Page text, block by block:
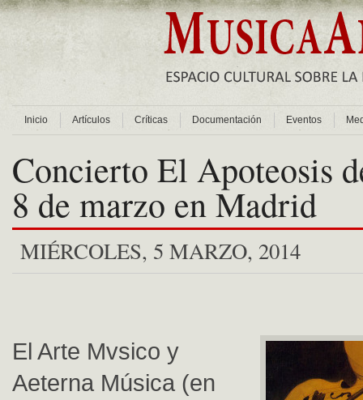
Inicio Artículos Críticas Documentación Eventos
Concierto El Apoteosis
8 de marzo en Madrid
MIÉRCOLES, 5 MARZO, 2014
El Arte Mvsico y
Aeterna Música (en